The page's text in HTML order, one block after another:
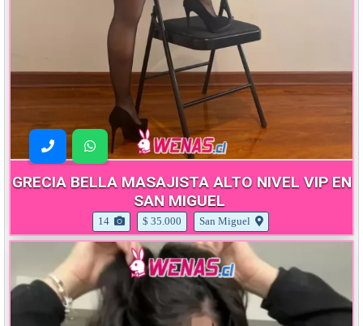
GRECIA BELLA MASAJISTA ALTO NIVEL VIP EN
SAN MIGUEL
14 $ 35.000 San Miguel